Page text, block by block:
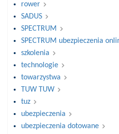
rower
SADUS
SPECTRUM
SPECTRUM ubezpieczenia
szkolenia
technologie
towarzystwa
TUW TUW
tuz
ubezpieczenia
ubezpieczenia dotowane